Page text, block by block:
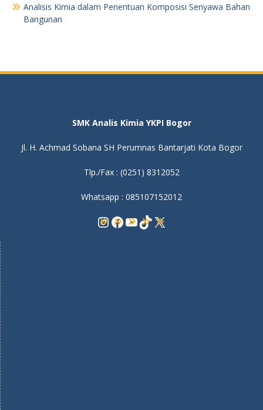
Analisis Kimia dalam Penentuan Komposisi Senyawa Bahan
Bangunan
SMK Analis Kimia YKPI Bogor
Jl. H. Achmad Sobana SH Perumnas Bantarjati Kota Bogor
Tlp./Fax : (0251) 8312052
Whatsapp : 085107152012
Instagram
Facebook
YouTube
TikTok
X